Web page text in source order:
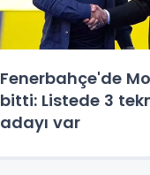
Fenerbahçe'de
bitti: Listede 3
adayı var